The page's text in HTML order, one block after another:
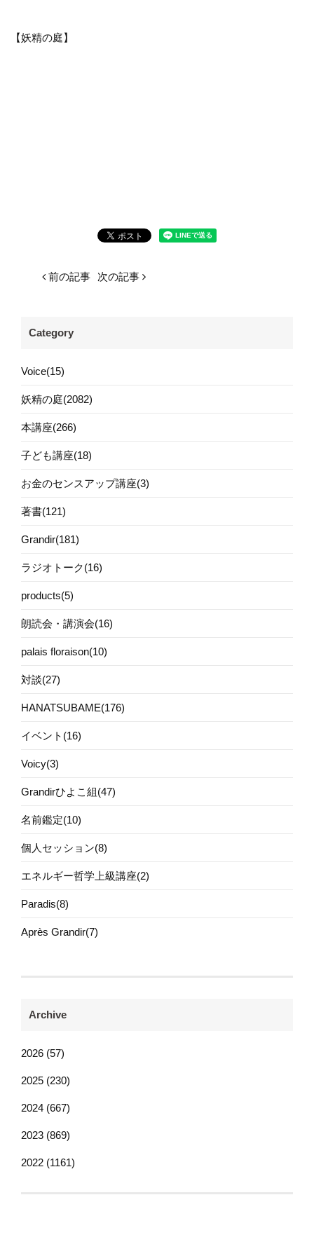
【妖精の庭】
前の記事 次の記事
Category
Voice(15)
妖精の庭(2082)
本講座(266)
子ども講座(18)
お金のセンスアップ講座(3)
著書(121)
Grandir(181)
ラジオトーク(16)
products(5)
朗読会・講演会(16)
palais floraison(10)
対談(27)
HANATSUBAME(176)
イベント(16)
Voicy(3)
Grandirひよこ組(47)
名前鑑定(10)
個人セッション(8)
エネルギー哲学上級講座(2)
Paradis(8)
Après Grandir(7)
Archive
2026 (57)
2025 (230)
2024 (667)
2023 (869)
2022 (1161)